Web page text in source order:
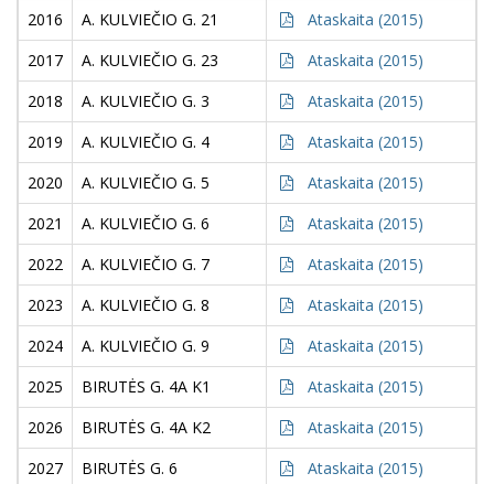
2016
A. KULVIEČIO G. 21
Ataskaita (2015)
2017
A. KULVIEČIO G. 23
Ataskaita (2015)
2018
A. KULVIEČIO G. 3
Ataskaita (2015)
2019
A. KULVIEČIO G. 4
Ataskaita (2015)
2020
A. KULVIEČIO G. 5
Ataskaita (2015)
2021
A. KULVIEČIO G. 6
Ataskaita (2015)
2022
A. KULVIEČIO G. 7
Ataskaita (2015)
2023
A. KULVIEČIO G. 8
Ataskaita (2015)
2024
A. KULVIEČIO G. 9
Ataskaita (2015)
2025
BIRUTĖS G. 4A K1
Ataskaita (2015)
2026
BIRUTĖS G. 4A K2
Ataskaita (2015)
2027
BIRUTĖS G. 6
Ataskaita (2015)